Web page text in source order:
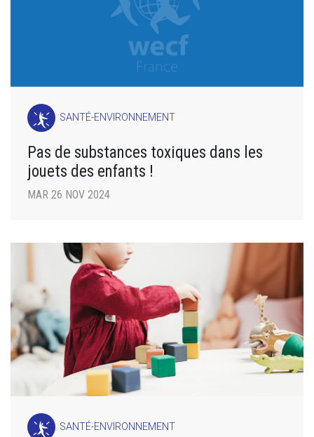
SANTÉ-ENVIRONNEMENT
Pas de substances toxiques dans les
jouets des enfants !
MAR 26 NOV 2024
SANTÉ-ENVIRONNEMENT